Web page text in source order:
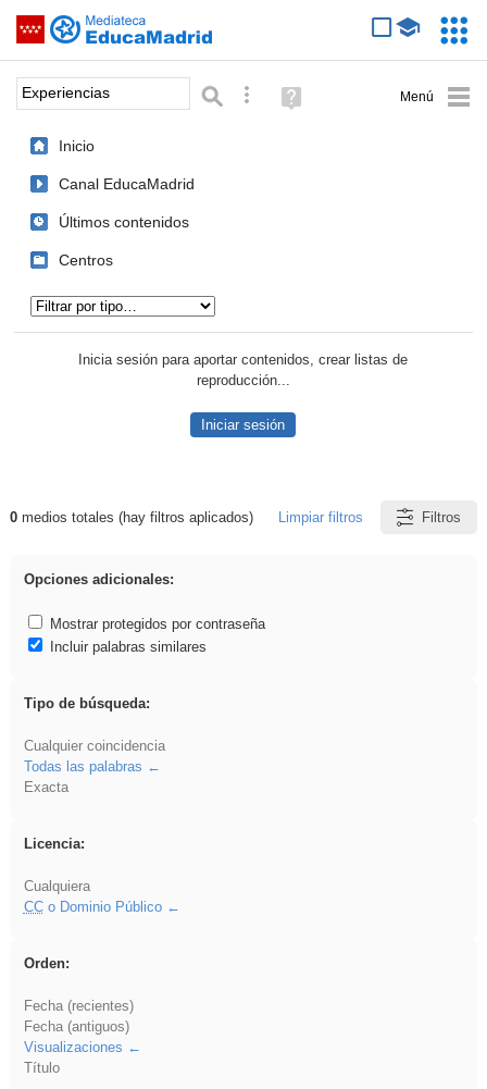
Saltar navegación
Palabra o frase: Búsqueda avanzada
Ayuda
(en
Inicio
Canal EducaMadrid
Últimos contenidos
Centros
Inicia sesión para aportar contenidos, crear listas de
reproducción...
Iniciar sesión
Resultados de: Experiencias
0medios totales (hay filtros aplicados) Limpiar filtros Filtros
Opciones adicionales:
Mostrar protegidos por contraseña
Incluir palabras similares
Tipo de búsqueda:
Cualquier coincidencia
Todas las palabras
Exacta
Licencia:
Cualquiera
CCo Dominio Público
Orden:
Fecha (recientes)
Fecha (antiguos)
Visualizaciones
Título